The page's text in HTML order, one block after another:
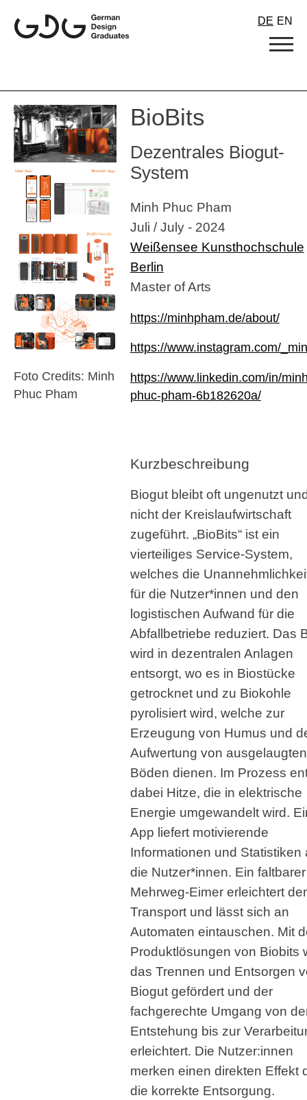
content
DE EN
Foto Credits: Minh
Phuc Pham
BioBits
Dezentrales Biogut-
System
Minh Phuc Pham
Juli / July - 2024
Weißensee Kunsthochschule
Berlin
Master of Arts
https://minhpham.de/about/
https://www.instagram.com/
https://www.linkedin.com/in/
phuc-pham-6b182620a/
Kurzbeschreibung
Biogut bleibt oft ungenutzt
nicht der Kreislaufwirtschaft
zugeführt. „BioBits“ ist ein
vierteiliges Service-System,
welches die
für die Nutzer*innen und den
logistischen Aufwand für die
Abfallbetriebe reduziert. Das
wird in dezentralen Anlagen
entsorgt, wo es in Biostücke
getrocknet und zu Biokohle
pyrolisiert wird, welche zur
Erzeugung von Humus und
Aufwertung von ausgelaugten
Böden dienen. Im Prozess
dabei Hitze, die in elektrische
Energie umgewandelt wird.
App liefert motivierende
Informationen und Statistiken
die Nutzer*innen. Ein faltbarer
Mehrweg-Eimer erleichtert
Transport und lässt sich an
Automaten eintauschen. Mit
Produktlösungen von Biobits
das Trennen und Entsorgen
Biogut gefördert und der
fachgerechte Umgang von
Entstehung bis zur
erleichtert. Die Nutzer:innen
merken einen direkten Effekt
die korrekte Entsorgung.